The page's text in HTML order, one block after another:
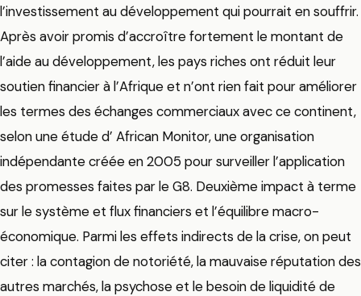
l’investissement au développement qui pourrait en souffrir.
Après avoir promis d’accroître fortement le montant de
l’aide au développement, les pays riches ont réduit leur
soutien financier à l’Afrique et n’ont rien fait pour améliorer
les termes des échanges commerciaux avec ce continent,
selon une étude d’ African Monitor, une organisation
indépendante créée en 2005 pour surveiller l’application
des promesses faites par le G8. Deuxième impact à terme
sur le système et flux financiers et l’équilibre macro-
économique. Parmi les effets indirects de la crise, on peut
citer : la contagion de notoriété, la mauvaise réputation des
autres marchés, la psychose et le besoin de liquidité de